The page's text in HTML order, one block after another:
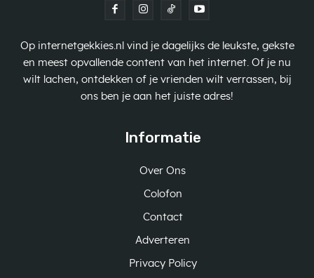
Op internetgekkies.nl vind je dagelijks de leukste, gekste
en meest opvallende content van het internet. Of je nu
wilt lachen, ontdekken of je vrienden wilt verrassen, bij
ons ben je aan het juiste adres!
Informatie
Over Ons
Colofon
Contact
Adverteren
Privacy Policy